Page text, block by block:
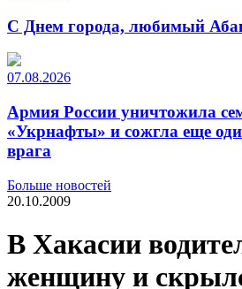
С Днем города, любимый
07.08.2026
Армия России уничтожила
«Укрнафты» и сожгла еще
врага
Больше новостей
20.10.2009
В Хакасии
женщину и